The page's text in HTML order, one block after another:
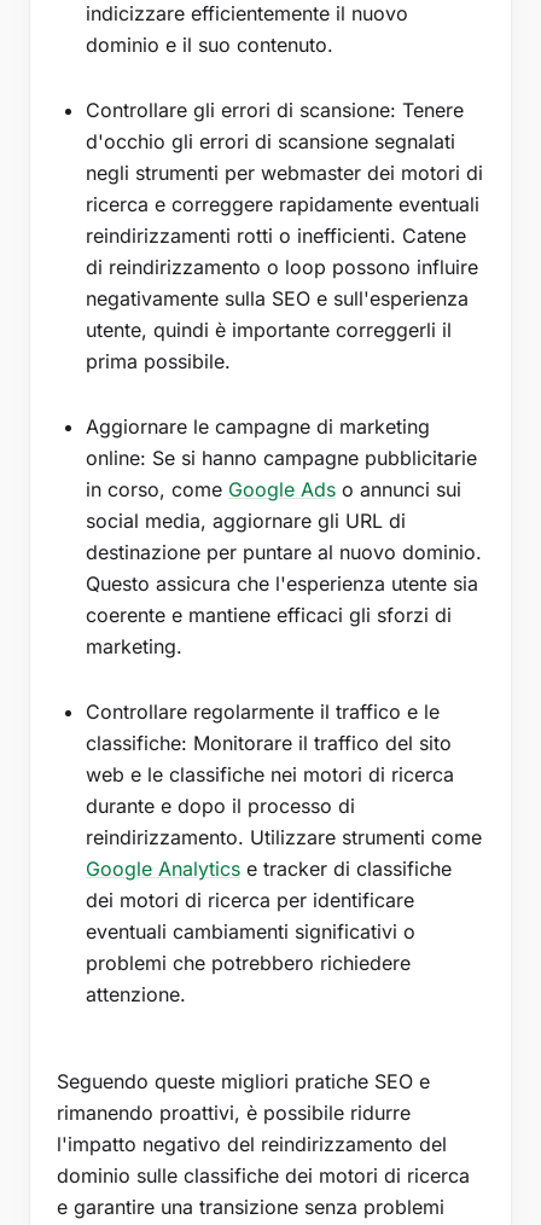
indicizzare efficientemente il nuovo
dominio e il suo contenuto.
Controllare gli errori di scansione: Tenere
d'occhio gli errori di scansione segnalati
negli strumenti per webmaster dei motori di
ricerca e correggere rapidamente eventuali
reindirizzamenti rotti o inefficienti. Catene
di reindirizzamento o loop possono influire
negativamente sulla SEO e sull'esperienza
utente, quindi è importante correggerli il
prima possibile.
Aggiornare le campagne di marketing
online: Se si hanno campagne pubblicitarie
in corso, come Google Ads o annunci sui
social media, aggiornare gli URL di
destinazione per puntare al nuovo dominio.
Questo assicura che l'esperienza utente sia
coerente e mantiene efficaci gli sforzi di
marketing.
Controllare regolarmente il traffico e le
classifiche: Monitorare il traffico del sito
web e le classifiche nei motori di ricerca
durante e dopo il processo di
reindirizzamento. Utilizzare strumenti come
Google Analytics e tracker di classifiche
dei motori di ricerca per identificare
eventuali cambiamenti significativi o
problemi che potrebbero richiedere
attenzione.
Seguendo queste migliori pratiche SEO e
rimanendo proattivi, è possibile ridurre
l'impatto negativo del reindirizzamento del
dominio sulle classifiche dei motori di ricerca
e garantire una transizione senza problemi